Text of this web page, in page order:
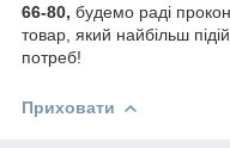
66-80, будемо раді
товар, який найбільш
потреб!
Приховати